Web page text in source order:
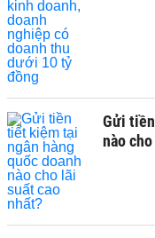
Gửi
nào